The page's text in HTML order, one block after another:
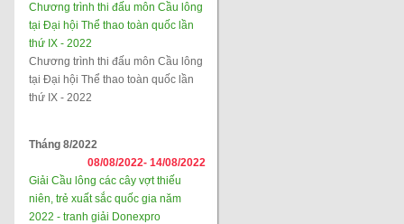
Chương trình thi đấu môn Cầu lông
tại Đại hội Thể thao toàn quốc lần
thứ IX - 2022
Chương trình thi đấu môn Cầu lông
tại Đại hội Thể thao toàn quốc lần
thứ IX - 2022
Tháng 8/2022
08/08/2022- 14/08/2022
Giải Cầu lông các cây vợt thiếu
niên, trẻ xuất sắc quốc gia năm
2022 - tranh giải Donexpro